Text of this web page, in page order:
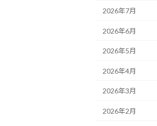
2026年7月
2026年6月
2026年5月
2026年4月
2026年3月
2026年2月